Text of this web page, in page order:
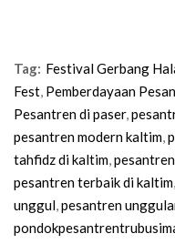
Tag: Festival Gerbang
Fest, Pemberdayaan
Pesantren di paser,
pesantren modern kaltim,
tahfidz di kaltim,
pesantren terbaik di kaltim,
unggul,pesantren